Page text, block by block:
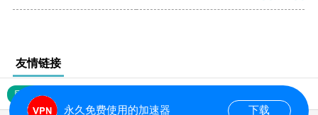
友情链接
网站地图
永久免费使用的加速器 下载